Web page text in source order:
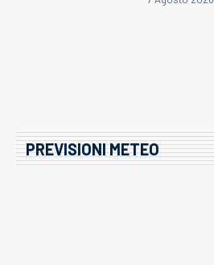
PREVISIONI METEO